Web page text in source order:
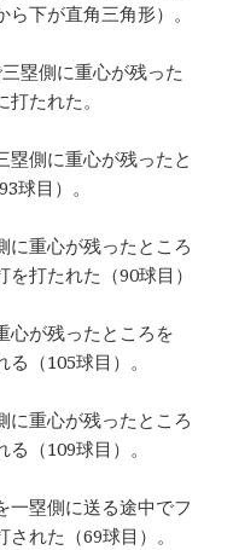
ら下が直角三角形）。
塁側に重心が残った
たれた。
塁側に重心が残ったと
球目）。
に重心が残ったところ
打たれた（90球目）
心が残ったところを
（105球目）。
に重心が残ったところ
（109球目）。
一塁側に送る途中でフ
れた（69球目）。